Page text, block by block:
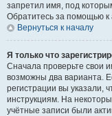
запретил имя, под
Обратитесь за помощью
Вернуться к началу
Я только что
Сначала проверьте свои
возможны два варианта.
регистрации вы указали,
инструкциям. На
учётные записи были